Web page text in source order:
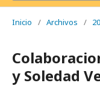
Inicio / Archivos /
y Soledad